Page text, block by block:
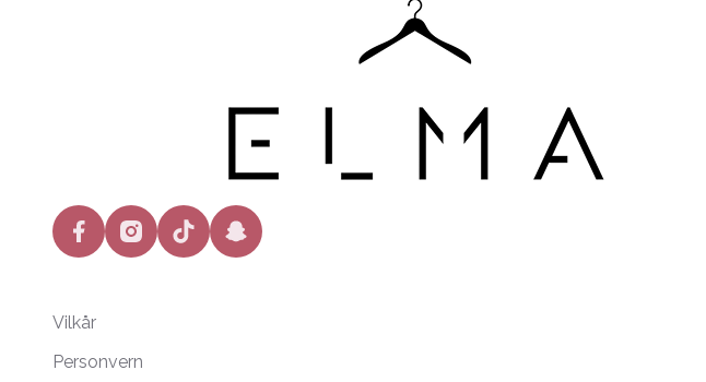
facebookinstagramtiktok snapchat
Vilkår
Personvern